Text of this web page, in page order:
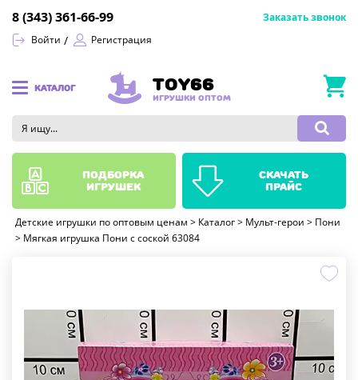
Войти Регистрация
8 (343) 361-66-99 Заказать звонок
КАТАЛОГ TOY66
ИГРУШКИ ОПТОМ
Детские игрушки по оптовым ценам > Каталог > Мульт-герои > Пони
> Мягкая игрушка Пони с соской 63084
подборка
игрушек
скачать
прайс